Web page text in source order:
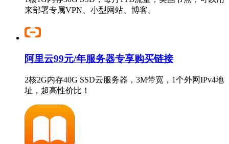
来部署专属VPN、小型网站、博客。
阿里云99元/年服务器专享购买链接
2核2G内存40G SSD云服务器，3M带宽，1个外网IPv4地
址，超高性价比！